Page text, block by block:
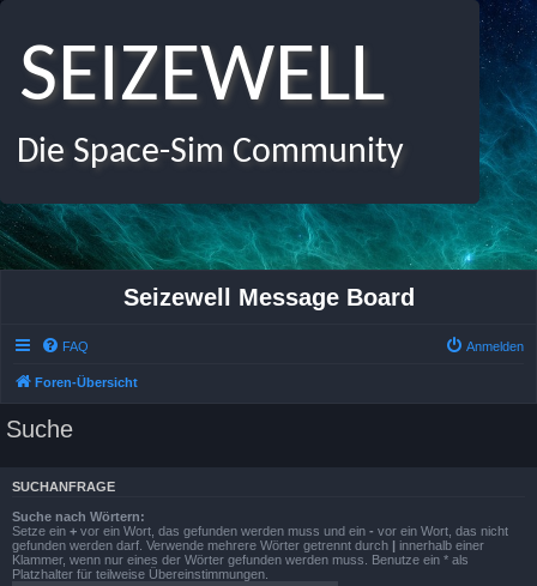
SEIZEWELL
Die Space-Sim Community
Seizewell Message Board
FAQ Anmelden
Foren-Übersicht
Suche
SUCHANFRAGE
Suche nach Wörtern:
Setze ein + vor ein Wort, das gefunden werden muss und ein - vor ein Wort, das nicht
gefunden werden darf. Verwende mehrere Wörter getrennt durch | innerhalb einer
Klammer, wenn nur eines der Wörter gefunden werden muss. Benutze ein * als
Platzhalter für teilweise Übereinstimmungen.